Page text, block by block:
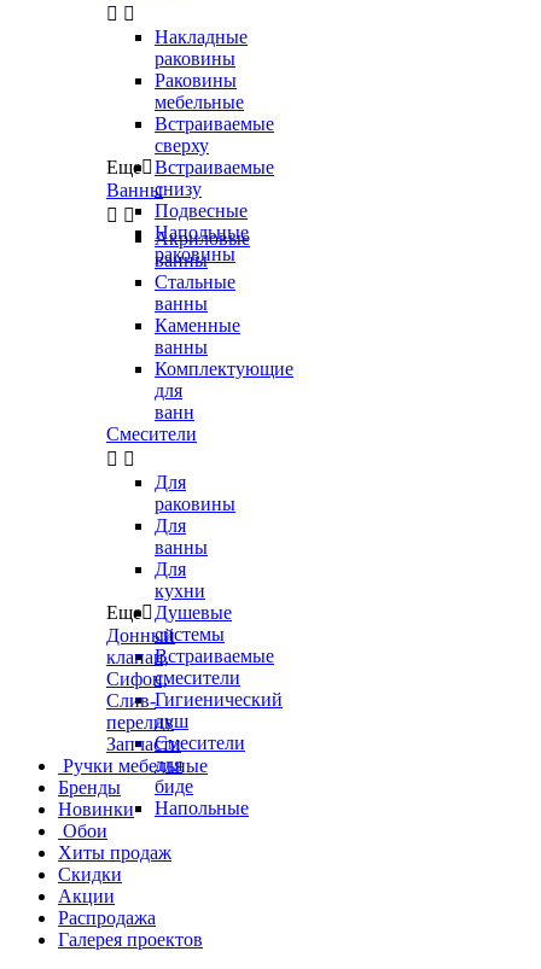
 
Накладные
раковины
Раковины
мебельные
Встраиваемые
сверху
Встраиваемые
снизу
Подвесные
Напольные
раковины
Еще
Ванны
 
Акриловые
ванны
Стальные
ванны
Каменные
ванны
Комплектующие
для
ванн
Смесители
 
Для
раковины
Для
ванны
Для
кухни
Душевые
системы
Встраиваемые
смесители
Гигиенический
душ
Смесители
для
биде
Напольные
Еще
Донный
клапан,
Сифон,
Слив-
перелив
Запчасти
Ручки мебельные
Бренды
Новинки
Обои
Хиты продаж
Скидки
Акции
Распродажа
Галерея проектов